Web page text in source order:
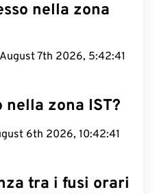
nella zona
7th 2026, 5:42:42
nella zona IST?
6th 2026, 10:42:42
tra i fusi orari